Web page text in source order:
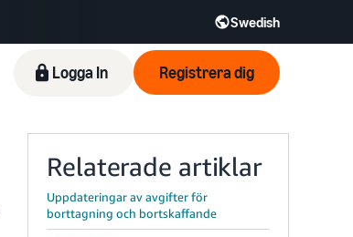
Swedish
Logga In Registrera dig
Relaterade artiklar
Uppdateringar av avgifter för
borttagning och bortskaffande